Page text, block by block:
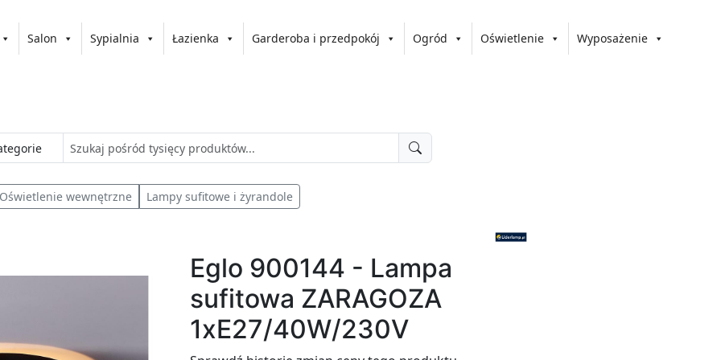
Salon Sypialnia Łazienka Garderoba i przedpokój Ogród Oświetlenie Wyposażenie
Oświetlenie wewnętrzne Lampy sufitowe i żyrandole
Eglo 900144 - Lampa
sufitowa ZARAGOZA
1xE27/40W/230V